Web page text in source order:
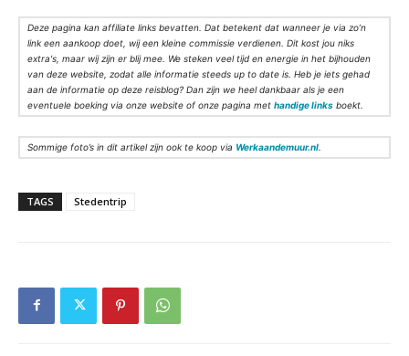
Deze pagina kan affiliate links bevatten. Dat betekent dat wanneer je via zo’n
link een aankoop doet, wij een kleine commissie verdienen. Dit kost jou niks
extra's, maar wij zijn er blij mee. We steken veel tijd en energie in het bijhouden
van deze website, zodat alle informatie steeds up to date is. Heb je iets gehad
aan de informatie op deze reisblog? Dan zijn we heel dankbaar als je een
eventuele boeking via onze website of onze pagina met handige links boekt.
Sommige foto’s in dit artikel zijn ook te koop via Werkaandemuur.nl
TAGS Stedentrip